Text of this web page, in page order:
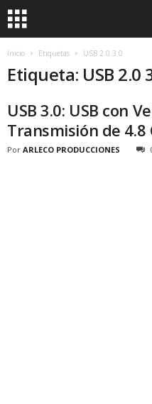
Inicio Etiquetas USB 2.0 3.0
Etiqueta: USB 2.0
USB 3.0: USB con
Transmisión de 4.8
Por ARLECO PRODUCCIONES